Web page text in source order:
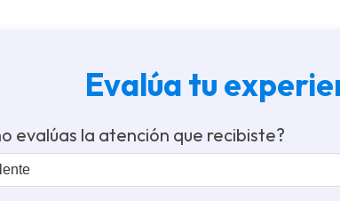
Evalúa tu
evalúas la atención que recibiste?